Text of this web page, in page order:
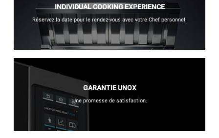
INDIVIDUAL COOKING EXPERIENCE
Réservez la date pour le rendez-vous avec votre Chef personnel.
GARANTIE UNOX
Une promesse de satisfaction.